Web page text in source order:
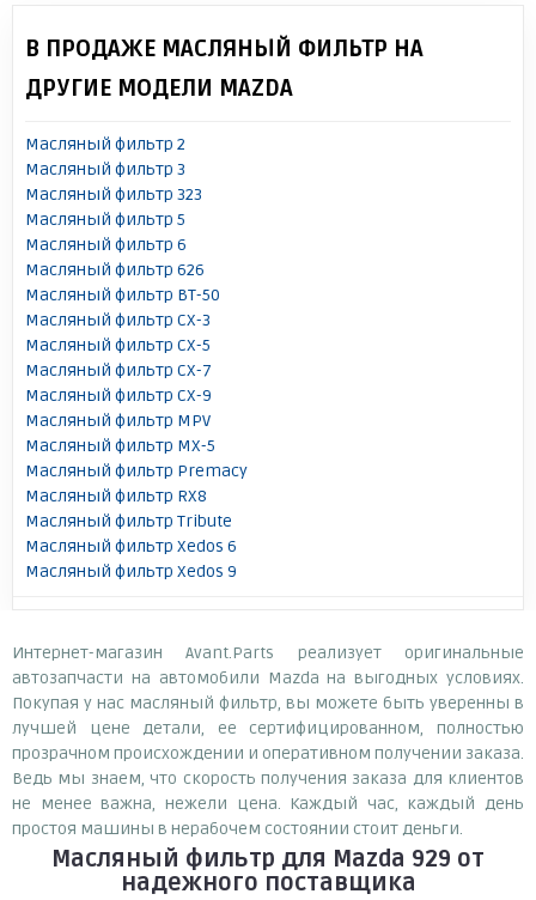
В ПРОДАЖЕ МАСЛЯНЫЙ ФИЛЬТР НА
ДРУГИЕ МОДЕЛИ MAZDA
Масляный фильтр 2
Масляный фильтр 3
Масляный фильтр 323
Масляный фильтр 5
Масляный фильтр 6
Масляный фильтр 626
Масляный фильтр BT-50
Масляный фильтр CX-3
Масляный фильтр CX-5
Масляный фильтр CX-7
Масляный фильтр CX-9
Масляный фильтр MPV
Масляный фильтр MX-5
Масляный фильтр Premacy
Масляный фильтр RX8
Масляный фильтр Tribute
Масляный фильтр Xedos 6
Масляный фильтр Xedos 9
Интернет-магазин Avant.Parts реализует оригинальные
автозапчасти на автомобили Mazda на выгодных условиях.
Покупая у нас масляный фильтр, вы можете быть уверенны в
лучшей цене детали, ее сертифицированном, полностью
прозрачном происхождении и оперативном получении заказа.
Ведь мы знаем, что скорость получения заказа для клиентов
не менее важна, нежели цена. Каждый час, каждый день
простоя машины в нерабочем состоянии стоит деньги.
Масляный фильтр для Mazda 929 от
надежного поставщика